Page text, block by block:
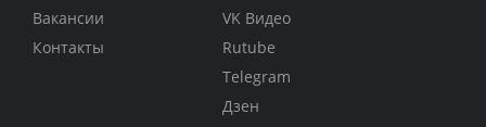
Вакансии
Контакты
VK Видео
Rutube
Telegram
Дзен